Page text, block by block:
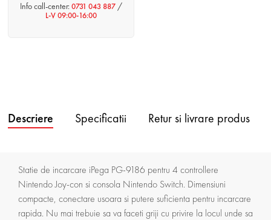
Info call-center:0731 043 887 /
L-V 09:00-16:00
Descriere Specificatii Retur si livrare produs
Statie de incarcare iPega PG-9186 pentru 4 controllere
Nintendo Joy-con si consola Nintendo Switch. Dimensiuni
compacte, conectare usoara si putere suficienta pentru incarcare
rapida. Nu mai trebuie sa va faceti griji cu privire la locul unde sa